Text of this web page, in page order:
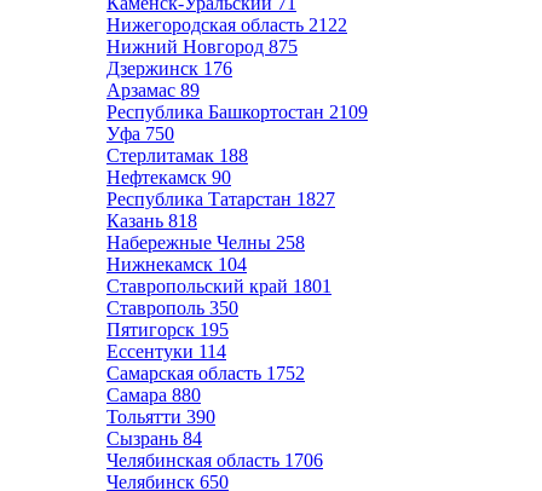
Нижегородская область 2122
Нижний Новгород 875
Дзержинск 176
Арзамас 89
Республика Башкортостан 2109
Уфа 750
Стерлитамак 188
Нефтекамск 90
Республика Татарстан 1827
Казань 818
Набережные Челны 258
Нижнекамск 104
Ставропольский край 1801
Ставрополь 350
Пятигорск 195
Ессентуки 114
Самарская область 1752
Самара 880
Тольятти 390
Сызрань 84
Челябинская область 1706
Челябинск 650